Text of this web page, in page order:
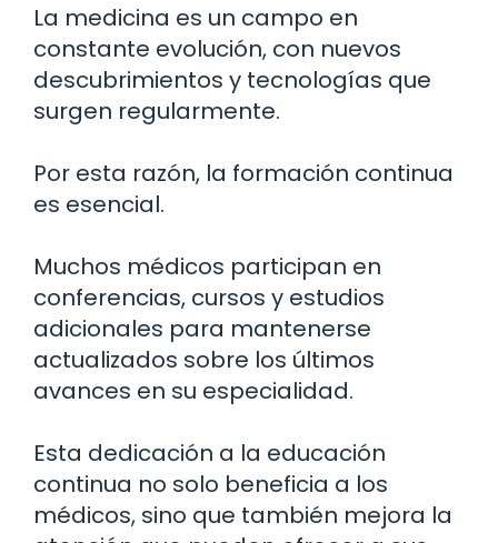
La medicina es un campo en
constante evolución, con nuevos
descubrimientos y tecnologías que
surgen regularmente.
Por esta razón, la formación continua
es esencial.
Muchos médicos participan en
conferencias, cursos y estudios
adicionales para mantenerse
actualizados sobre los últimos
avances en su especialidad.
Esta dedicación a la educación
continua no solo beneficia a los
médicos, sino que también mejora la